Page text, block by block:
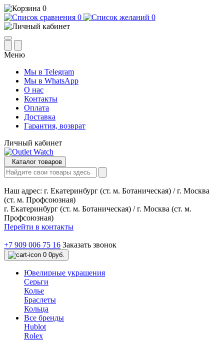
0
0
0
Меню
Мы в Telegram
Мы в WhatsApp
О нас
Контакты
Оплата
Доставка
Гарантия, возврат
Личный кабинет
Каталог товаров
Наш адрес: г. Екатеринбург (ст. м. Ботаническая) / г. Москва
(ст. м. Профсоюзная)
г. Екатеринбург (ст. м. Ботаническая) / г. Москва (ст. м.
Профсоюзная)
Перейти в контакты
+7 909 006 75 16 Заказать звонок
0 0руб.
Ювелирные украшения
Серьги
Колье
Браслеты
Кольца
Все бренды
Hublot
Rolex